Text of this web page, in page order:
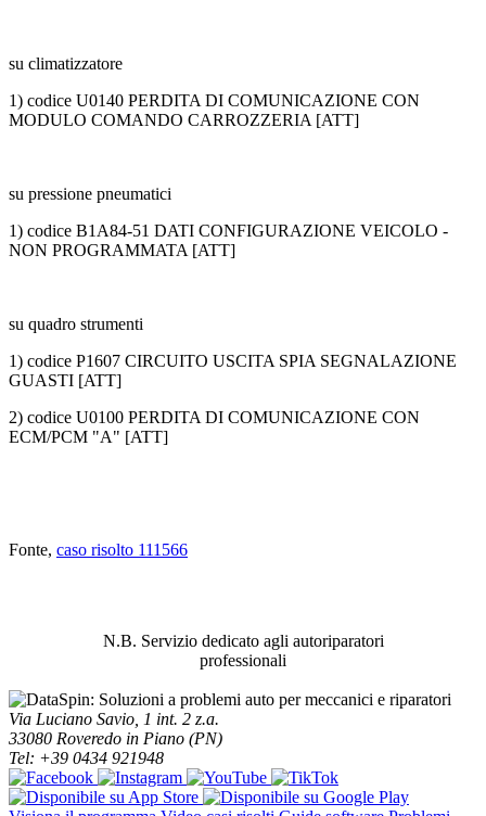
su climatizzatore
1) codice U0140 PERDITA DI COMUNICAZIONE CON
MODULO COMANDO CARROZZERIA [ATT]
su pressione pneumatici
1) codice B1A84-51 DATI CONFIGURAZIONE VEICOLO -
NON PROGRAMMATA [ATT]
su quadro strumenti
1) codice P1607 CIRCUITO USCITA SPIA SEGNALAZIONE
GUASTI [ATT]
2) codice U0100 PERDITA DI COMUNICAZIONE CON
ECM/PCM "A" [ATT]
Fonte, caso risolto 111566
N.B. Servizio dedicato agli autoriparatori
professionali
Via Luciano Savio, 1 int. 2 z.a.
33080 Roveredo in Piano (PN)
Tel: +39 0434 921948